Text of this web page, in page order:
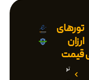
تورهای
ارزان
تور